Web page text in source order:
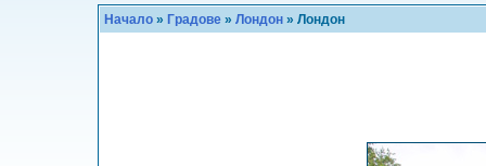
Начало » Градове » Лондон » Лондон